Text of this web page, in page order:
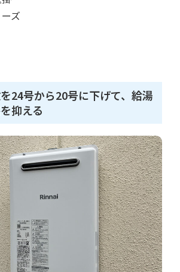
ズ
24号から20号に下げて、給湯
抑える